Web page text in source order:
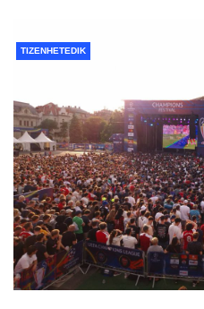
TIZENHETEDIK